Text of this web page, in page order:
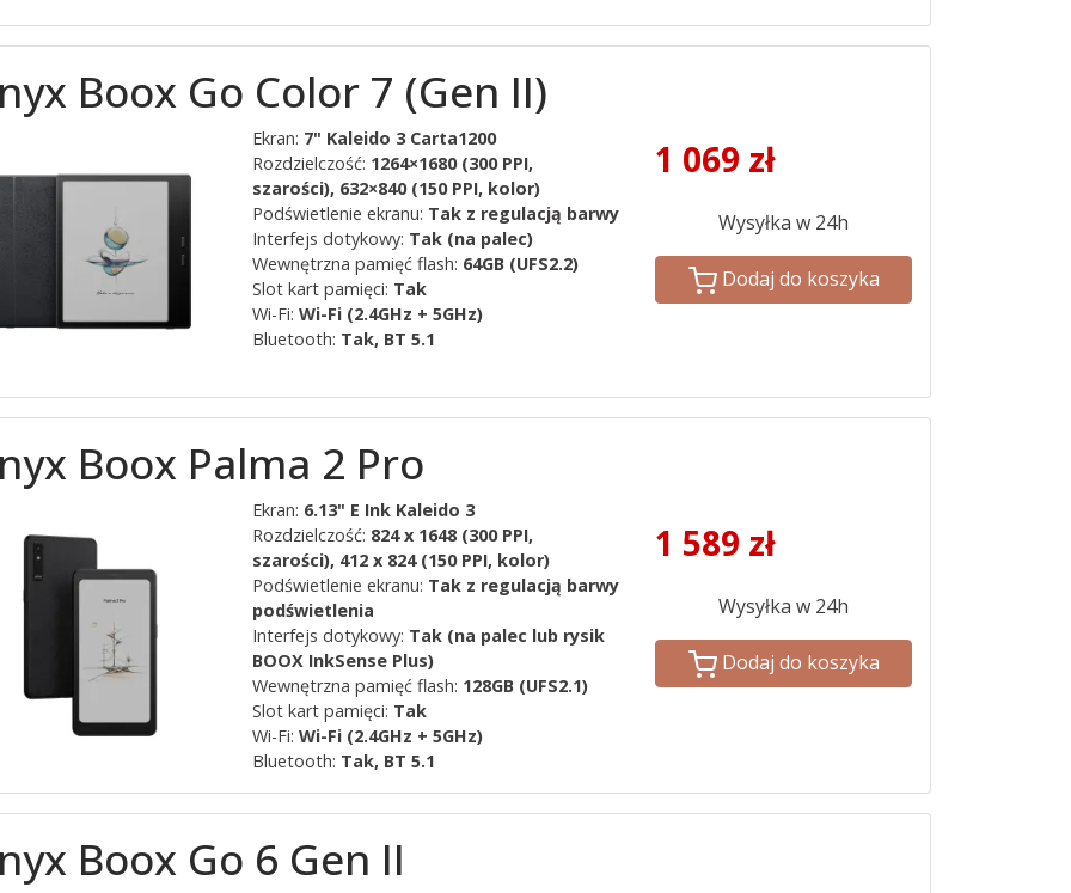
Boox Go Color 7 (Gen II)
Ekran: 7" Kaleido 3 Carta1200
Rozdzielczość: 1264×1680 (300 PPI,
szarości), 632×840 (150 PPI, kolor)
Podświetlenie ekranu: Tak z regulacją barwy
Interfejs dotykowy: Tak (na palec)
Wewnętrzna pamięć flash: 64GB (UFS2.2)
Slot kart pamięci: Tak
Wi-Fi: Wi-Fi (2.4GHz + 5GHz)
Bluetooth: Tak, BT 5.1
1 069 zł
Wysyłka w 24h
Dodaj do koszyka
Boox Palma 2 Pro
Ekran: 6.13" E Ink Kaleido 3
Rozdzielczość: 824 x 1648 (300 PPI,
szarości), 412 x 824 (150 PPI, kolor)
Podświetlenie ekranu: Tak z regulacją barwy
podświetlenia
Interfejs dotykowy: Tak (na palec lub rysik
BOOX InkSense Plus)
Wewnętrzna pamięć flash: 128GB (UFS2.1)
Slot kart pamięci: Tak
Wi-Fi: Wi-Fi (2.4GHz + 5GHz)
Bluetooth: Tak, BT 5.1
1 589 zł
Wysyłka w 24h
Dodaj do koszyka
Boox Go 6 Gen II